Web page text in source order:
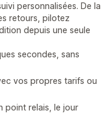
personnalisées. De la
retours, pilotez
depuis une seule
secondes, sans
vos propres tarifs ou
point relais, le jour